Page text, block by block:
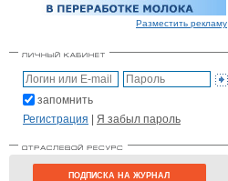
Разместить рекламу
запомнить
Регистрация | Я забыл пароль
ПОДПИСКА НА ЖУРНАЛ